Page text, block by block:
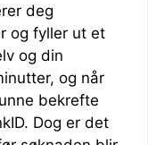
deg
og fyller ut et
og din
og når
bekrefte
Dog er det